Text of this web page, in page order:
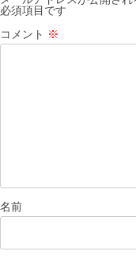
ョ
ン
必須項目です
コメント ※
名前